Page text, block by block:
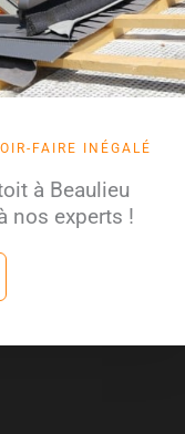
FAIRE INÉGALÉ
à Beaulieu
nos experts !